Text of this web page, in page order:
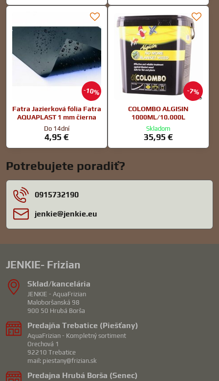
10%
Fatra Jazierková fólia Fatra
AQUAPLAST 1 mm čierna
Do 14dní
4,95 €
7%
COLOMBO ALGISIN
1000ML/10.000L
Skladom
35,95 €
Potrebujete poradiť?
0915732190
jenkie​@jenkie​.eu
JENKIE- Frizian
Sklad/kancelária
JENKIE - AquaFrizian
Maloboršanská 98
900 50 Hrubá Borša
Predajňa Trebatice (Piešťany)
AquaFrizian - Kompletný sortiment
Orechová 1
92210 Trebatice
mail: piestany@frizian.sk
Predajna Hrubá Borša (Senec)